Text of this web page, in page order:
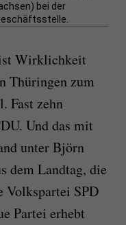
bei der
Wirklichkeit
Thüringen zum
Fast zehn
Und das mit
unter Björn
dem Landtag, die
Volkspartei SPD
Partei erhebt